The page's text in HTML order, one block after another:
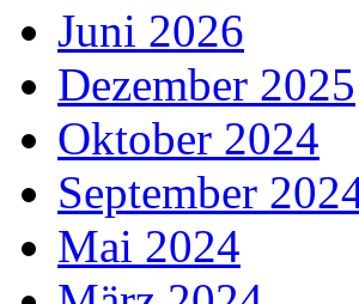
Juni 2026
Dezember 2025
Oktober 2024
September
Mai 2024